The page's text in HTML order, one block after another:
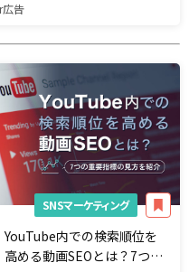
告
SNSマーケティング
YouTube内での検索順位を
高める動画SEOとは？7つの